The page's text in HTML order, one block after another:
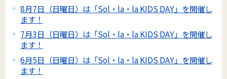
8月7日（日曜日）は「Sol・la・la KIDS DAY」を開催し
ます！
7月3日（日曜日）は「Sol・la・la KIDS DAY」を開催し
ます！
6月5日（日曜日）は「Sol・la・la KIDS DAY」を開催し
ます！